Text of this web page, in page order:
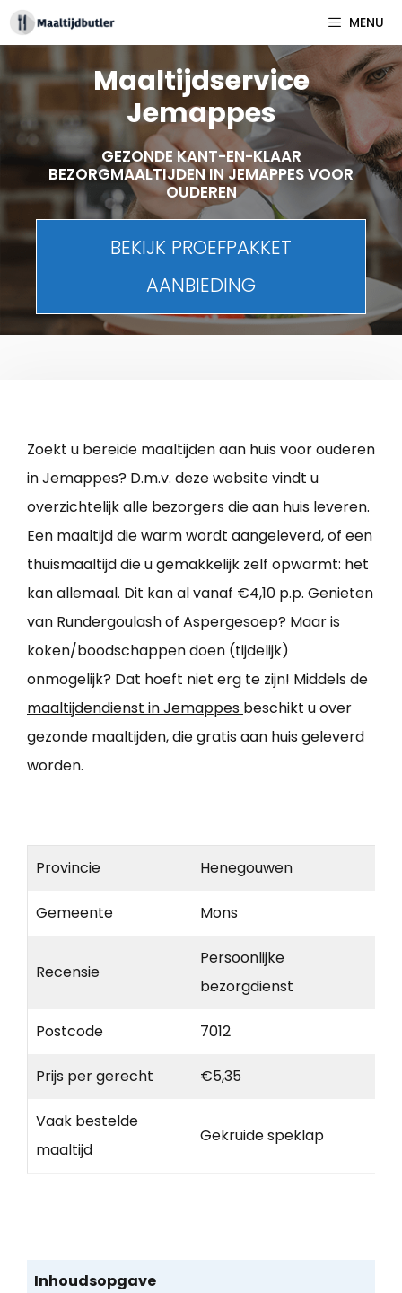
Spring
naar
inhoud
MENU
Maaltijdservice
Jemappes
GEZONDE KANT-EN-KLAAR
BEZORGMAALTIJDEN IN JEMAPPES VOOR
OUDEREN
BEKIJK PROEFPAKKET
AANBIEDING
Zoekt u bereide maaltijden aan huis voor ouderen
in Jemappes? D.m.v. deze website vindt u
overzichtelijk alle bezorgers die aan huis leveren.
Een maaltijd die warm wordt aangeleverd, of een
thuismaaltijd die u gemakkelijk zelf opwarmt: het
kan allemaal. Dit kan al vanaf €4,10 p.p. Genieten
van Rundergoulash of Aspergesoep? Maar is
koken/boodschappen doen (tijdelijk)
onmogelijk? Dat hoeft niet erg te zijn! Middels de
maaltijdendienst in Jemappes beschikt u over
gezonde maaltijden, die gratis aan huis geleverd
worden.
Provincie Henegouwen
Gemeente Mons
Recensie
Persoonlijke
bezorgdienst
Postcode 7012
Prijs per gerecht €5,35
Vaak bestelde
maaltijd
Gekruide speklap
Inhoudsopgave